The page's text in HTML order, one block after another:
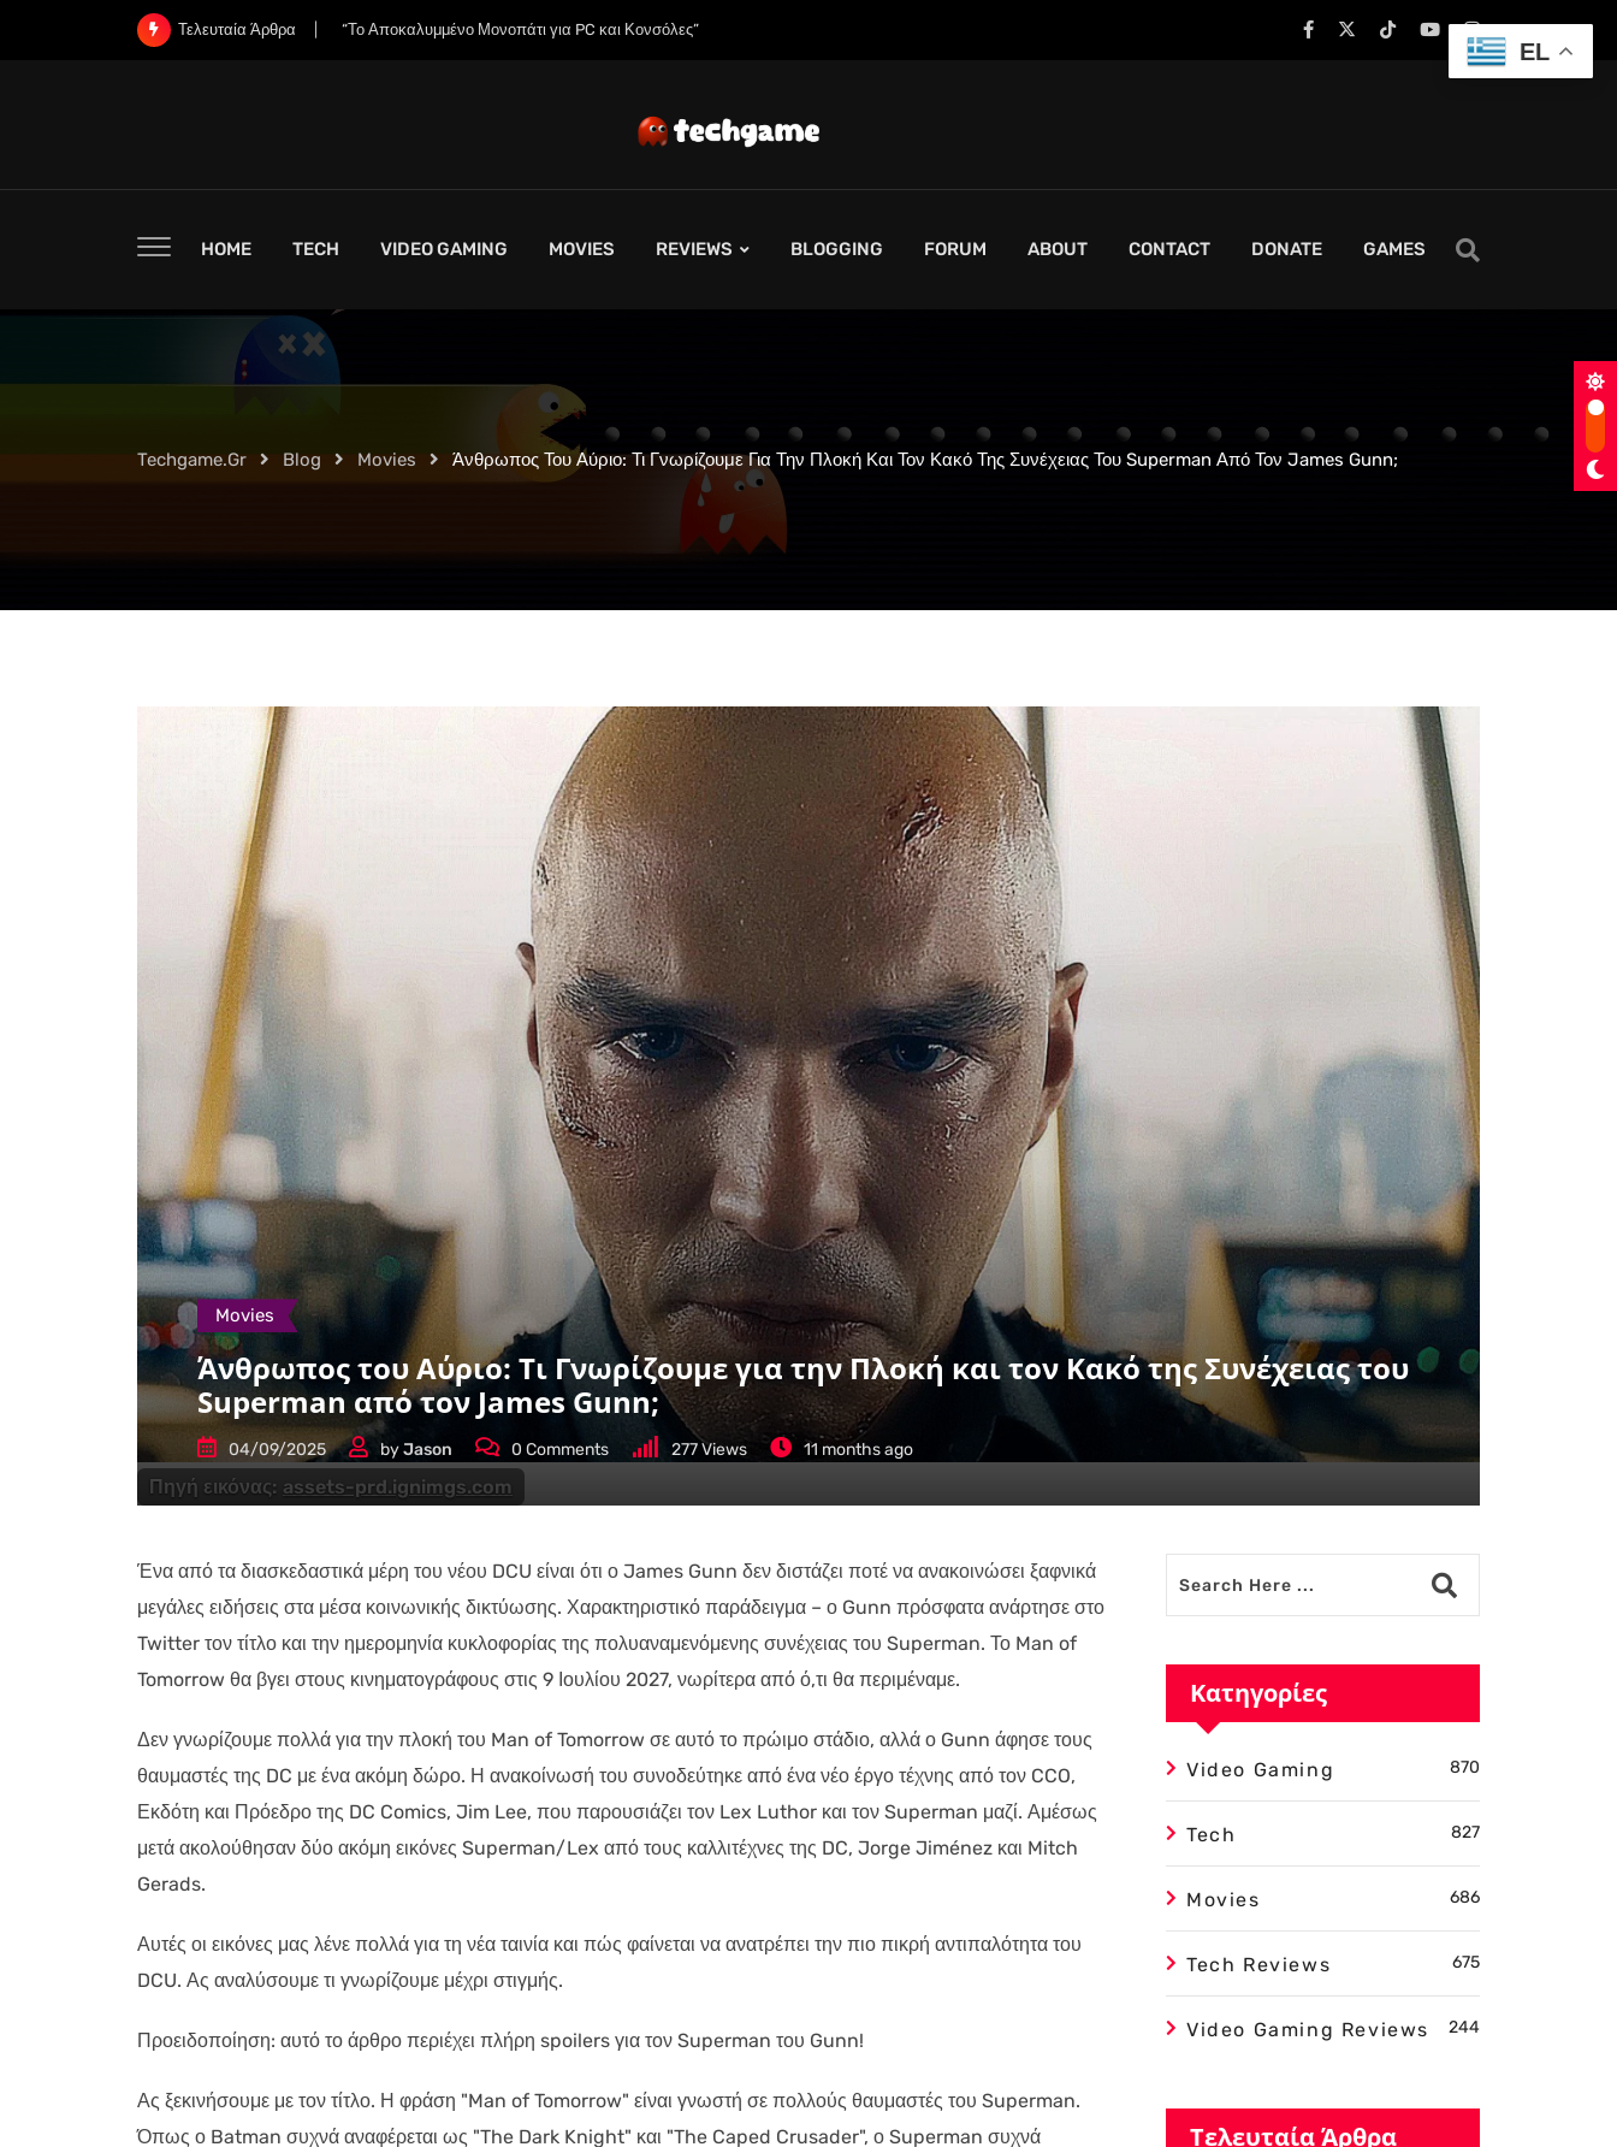
Τελευταία Άρθρα «Χάνει η Nintendo την Ψυχή της;»
HOME TECH VIDEO GAMING MOVIES REVIEWS BLOGGING FORUM ABOUT CONTACT DONATE GAMES
Techgame.gr Blog Movies Άνθρωπος Του Αύριο: Τι Γνωρίζουμε Για Την Πλοκή Και Τον Κακό Της Συνέχειας Του Superman Από Τον James Gunn;
Πηγή εικόνας: assets-prd.ignimgs.com
Movies
Άνθρωπος του Αύριο: Τι Γνωρίζουμε για την Πλοκή και τον Κακό της Συνέχειας του
Superman από τον James Gunn;
04/09/2025 byJason 0 Comments 277Views 11 months ago
Ένα από τα διασκεδαστικά μέρη του νέου DCU είναι ότι ο James Gunn δεν διστάζει ποτέ να ανακοινώσει ξαφνικά
μεγάλες ειδήσεις στα μέσα κοινωνικής δικτύωσης. Χαρακτηριστικό παράδειγμα – ο Gunn πρόσφατα ανάρτησε στο
Twitter τον τίτλο και την ημερομηνία κυκλοφορίας της πολυαναμενόμενης συνέχειας του Superman. Το Man of
Tomorrow θα βγει στους κινηματογράφους στις 9 Ιουλίου 2027, νωρίτερα από ό,τι θα περιμέναμε.
Δεν γνωρίζουμε πολλά για την πλοκή του Man of Tomorrow σε αυτό το πρώιμο στάδιο, αλλά ο Gunn άφησε τους
θαυμαστές της DC με ένα ακόμη δώρο. Η ανακοίνωσή του συνοδεύτηκε από ένα νέο έργο τέχνης από τον CCO,
Εκδότη και Πρόεδρο της DC Comics, Jim Lee, που παρουσιάζει τον Lex Luthor και τον Superman μαζί. Αμέσως
μετά ακολούθησαν δύο ακόμη εικόνες Superman/Lex από τους καλλιτέχνες της DC, Jorge Jiménez και Mitch
Gerads.
Αυτές οι εικόνες μας λένε πολλά για τη νέα ταινία και πώς φαίνεται να ανατρέπει την πιο πικρή αντιπαλότητα του
DCU. Ας αναλύσουμε τι γνωρίζουμε μέχρι στιγμής.
Προειδοποίηση: αυτό το άρθρο περιέχει πλήρη spoilers για τον Superman του Gunn!
Ας ξεκινήσουμε με τον τίτλο. Η φράση "Man of Tomorrow" είναι γνωστή σε πολλούς θαυμαστές του Superman.
Όπως ο Batman συχνά αναφέρεται ως "The Dark Knight" και "The Caped Crusader", ο Superman συχνά
Κατηγορίες
Video Gaming 870
Tech 827
Movies 686
Tech Reviews 675
Video Gaming Reviews 244
Τελευταία Άρθρα
EL